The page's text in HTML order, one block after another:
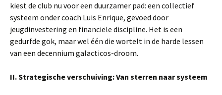
kiest de club nu voor een duurzamer pad: een collectief
systeem onder coach Luis Enrique, gevoed door
jeugdinvestering en financiële discipline. Het is een
gedurfde gok, maar wel één die wortelt in de harde lessen
van een decennium galacticos-droom.
II. Strategische verschuiving: Van sterren naar systeem